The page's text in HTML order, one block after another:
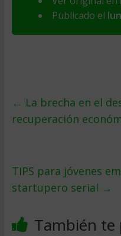
Publicado el
← La brecha en el
recuperación
TIPS para jóvenes
startupero serial →
También te